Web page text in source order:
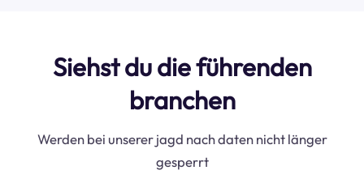
Siehst du die führenden
branchen
Werden bei unserer jagd nach daten nicht länger
gesperrt